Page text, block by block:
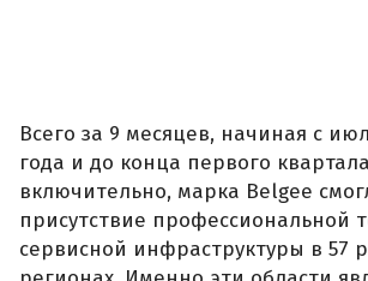
Всего за 9 месяцев, начиная с
года и до конца первого
включительно, марка Belgee
присутствие профессиональной
сервисной инфраструктуры в 57